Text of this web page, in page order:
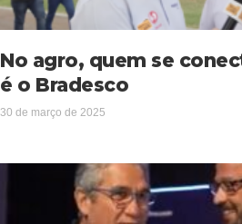
No agro, quem se
é o Bradesco
30 de março de 2025